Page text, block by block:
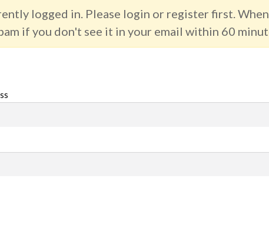
logged in. Please login or register first.
if you don't see it in your email within 60